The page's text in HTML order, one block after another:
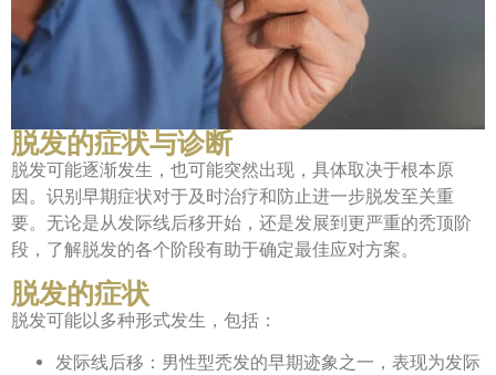
脱发的症状与诊断
脱发可能逐渐发生，也可能突然出现，具体取决于根本原
因。识别早期症状对于及时治疗和防止进一步脱发至关重
要。无论是从发际线后移开始，还是发展到更严重的秃顶阶
段，了解脱发的各个阶段有助于确定最佳应对方案。
脱发的症状
脱发可能以多种形式发生，包括：
发际线后移：男性型秃发的早期迹象之一，表现为发际